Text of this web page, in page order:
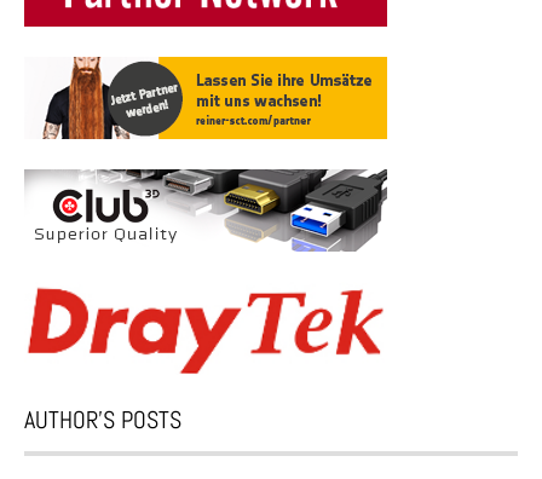
AUTHOR’S POSTS